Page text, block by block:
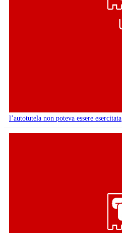
l’autotutela non poteva essere esercitata